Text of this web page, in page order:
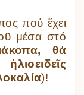
πού ἔχει
μέσα στό
θά
)!